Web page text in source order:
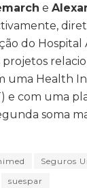
e
do Hospital
uma Health
e com uma
soma
Seguros
suespar